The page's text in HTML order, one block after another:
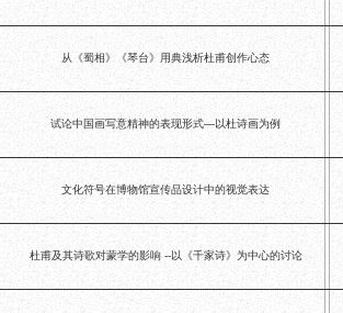
从《蜀相》《琴台》用典浅析杜甫创作心态
试论中国画写意精神的表现形式—以杜诗画为例
文化符号在博物馆宣传品设计中的视觉表达
杜甫及其诗歌对蒙学的影响 --以《千家诗》为中心的讨论